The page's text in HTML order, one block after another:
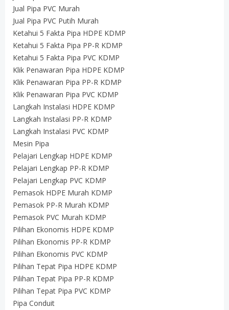
Jual Pipa PVC Murah
Jual Pipa PVC Putih Murah
Ketahui 5 Fakta Pipa HDPE KDMP
Ketahui 5 Fakta Pipa PP-R KDMP
Ketahui 5 Fakta Pipa PVC KDMP
Klik Penawaran Pipa HDPE KDMP
Klik Penawaran Pipa PP-R KDMP
Klik Penawaran Pipa PVC KDMP
Langkah Instalasi HDPE KDMP
Langkah Instalasi PP-R KDMP
Langkah Instalasi PVC KDMP
Mesin Pipa
Pelajari Lengkap HDPE KDMP
Pelajari Lengkap PP-R KDMP
Pelajari Lengkap PVC KDMP
Pemasok HDPE Murah KDMP
Pemasok PP-R Murah KDMP
Pemasok PVC Murah KDMP
Pilihan Ekonomis HDPE KDMP
Pilihan Ekonomis PP-R KDMP
Pilihan Ekonomis PVC KDMP
Pilihan Tepat Pipa HDPE KDMP
Pilihan Tepat Pipa PP-R KDMP
Pilihan Tepat Pipa PVC KDMP
Pipa Conduit